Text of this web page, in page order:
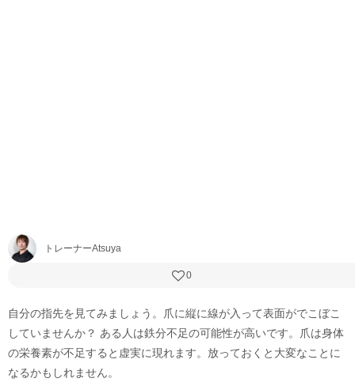
トレーナーAtsuya
0
自分の指先を見てみましょう。爪に縦に線が入って表面がでこぼこ
していませんか？ ある人は鉄分不足の可能性が高いです。爪は身体
の栄養素が不足すると虚実に現れます。放っておくと大変なことに
なるかもしれません。